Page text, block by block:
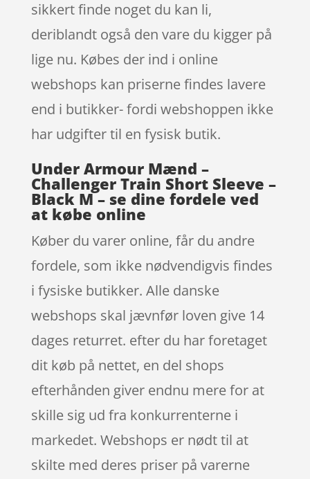
sikkert finde noget du kan li,
deriblandt også den vare du kigger på
lige nu. Købes der ind i online
webshops kan priserne findes lavere
end i butikker- fordi webshoppen ikke
har udgifter til en fysisk butik.
Under Armour Mænd –
Challenger Train Short Sleeve –
Black M – se dine fordele ved
at købe online
Køber du varer online, får du andre
fordele, som ikke nødvendigvis findes
i fysiske butikker. Alle danske
webshops skal jævnfør loven give 14
dages returret. efter du har foretaget
dit køb på nettet, en del shops
efterhånden giver endnu mere for at
skille sig ud fra konkurrenterne i
markedet. Webshops er nødt til at
skilte med deres priser på varerne